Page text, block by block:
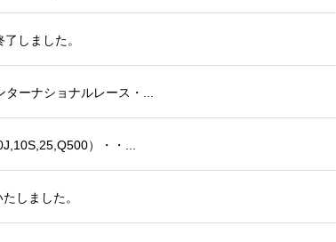
しました。
ーナショナルレース・...
）・・...
しました。